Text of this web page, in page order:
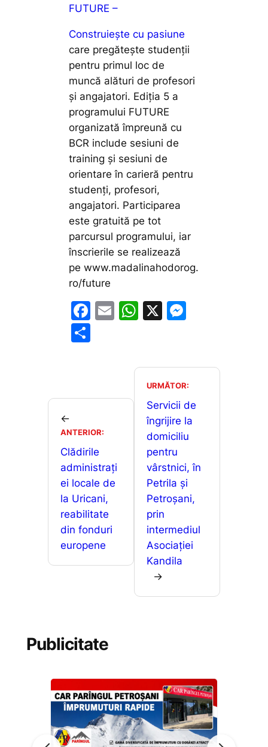
FUTURE –
Construiește cu pasiune
care pregătește studenții
pentru primul loc de
muncă alături de profesori
și angajatori. Ediția 5 a
programului FUTURE
organizată împreună cu
BCR include sesiuni de
training și sesiuni de
orientare în carieră pentru
studenți, profesori,
angajatori. Participarea
este gratuită pe tot
parcursul programului, iar
înscrierile se realizează
pe www.madalinahodorog.
ro/future
F
o
o
k
E
W
s
A
p
p
X
s
e
n
g
er
z
ă
←
ANTERIOR:
Clădirile
administrați
ei locale de
la Uricani,
reabilitate
din fonduri
europene
URMĂTOR:
Servicii de
îngrijire la
domiciliu
pentru
vârstnici, în
Petrila și
Petroșani,
prin
intermediul
Asociației
Kandila
→
Publicitate